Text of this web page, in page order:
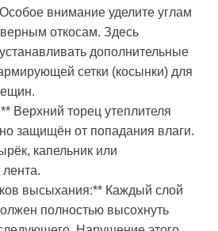
внимание уделите углам
откосам. Здесь
дополнительные
сетки (косынки) для
Верхний торец утеплителя
защищён от попадания влаги.
капельник или
высыхания:** Каждый слой
полностью высохнуть